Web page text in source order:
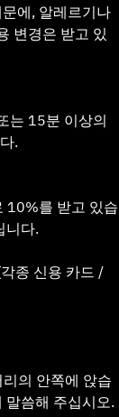
에, 알레르기나
변경은 받고 있
는 15분 이상의
.
10%를 받고 있습
니다.
종 신용 카드 /
의 안쪽에 앉습
말씀해 주십시오.